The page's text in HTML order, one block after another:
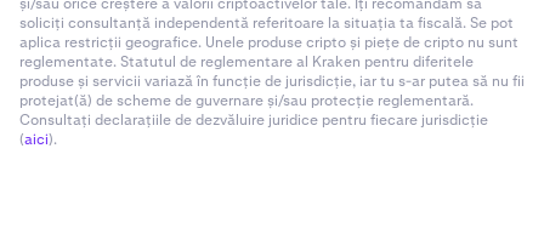
soliciți consultanță independentă referitoare la situația ta fiscală. Se pot
aplica restricții geografice. Unele produse cripto și piețe de cripto nu sunt
reglementate. Statutul de reglementare al Kraken pentru diferitele
produse și servicii variază în funcție de jurisdicție, iar tu s-ar putea să nu fii
protejat(ă) de scheme de guvernare și/sau protecție reglementară.
Consultați declarațiile de dezvăluire juridice pentru fiecare jurisdicție
(aici).